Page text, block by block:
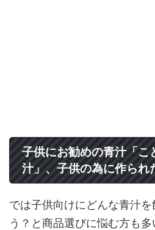
子供にお勧めの青汁「こ
汁」、子供の為に作られ
では子供向けにどんな青汁
う？と商品選びに悩む方も多